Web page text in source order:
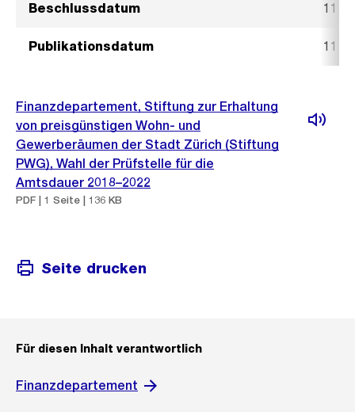
Beschlussdatum 11.
Publikationsdatum 11.
Finanzdepartement, Stiftung zur Erhaltung
von preisgünstigen Wohn- und
Gewerberäumen der Stadt Zürich (Stiftung
PWG), Wahl der Prüfstelle für die
Amtsdauer 2018–2022
PDF | 1 Seite | 136 KB
Seite drucken
Für diesen Inhalt verantwortlich
Finanzdepartement